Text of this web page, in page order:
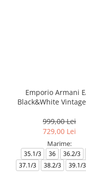
Emporio Armani
Black&White
999,00 Lei
729,00 Lei
Marime:
35.1/3 36 36.2/3
37.1/3
38.2/3 39.1/3